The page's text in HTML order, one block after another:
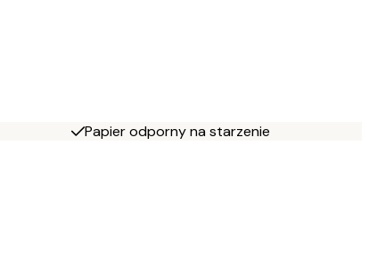
Papier odporny na starzenie